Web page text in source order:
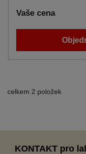
Vaše cena
celkem 2 položek
KONTAKT pro